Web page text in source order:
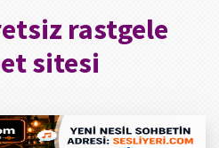
rastgele
sitesi